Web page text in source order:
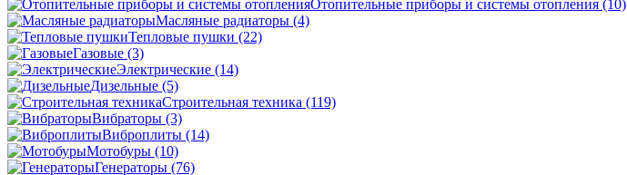
Отопительные приборы и системы отопления (10)
Масляные радиаторы (4)
Тепловые пушки (22)
Газовые (3)
Электрические (14)
Дизельные (5)
Строительная техника (119)
Вибраторы (3)
Виброплиты (14)
Мотобуры (10)
Генераторы (76)